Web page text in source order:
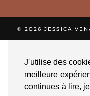
J'utilise des
meilleure
continues à lire,
© 2026 JESSICA